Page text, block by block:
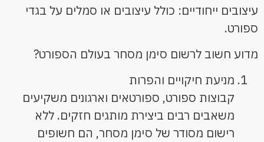
עיצובים ייחודיים: כולל עיצובים או סמלים על בגדי
ספורט.
מדוע חשוב לרשום סימן מסחר בעולם הספורט?
מניעת חיקויים והפרות
קבוצות ספורט, ספורטאים וארגונים משקיעים
משאבים רבים ביצירת מותגים חזקים. ללא
רישום מסודר של סימן מסחר, הם חשופים